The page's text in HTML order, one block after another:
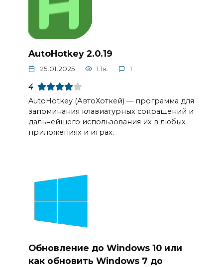
AutoHotkey 2.0.19
25.01.2025 1.1к. 1
4
AutoHotkey (АвтоХоткей) — программа для
запоминания клавиатурных сокращений и
дальнейшего использования их в любых
приложениях и играх.
Обновление до Windows 10 или
как обновить Windows 7 до